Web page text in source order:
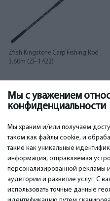
Мы с уважением
конфиденциальности
Мы храним и/или получаем
таком как файлы cookie, и
такие как уникальные
информация, отправляемая
персонализированной рекламы
аудитории и развитие услуг. С
использовать точные данные
Zfish Kingstone Carp Fishing Rod
3.60m (ZF-1422)
54.00€
ВАЖНОЕ
Сервисные центры
Гарантия